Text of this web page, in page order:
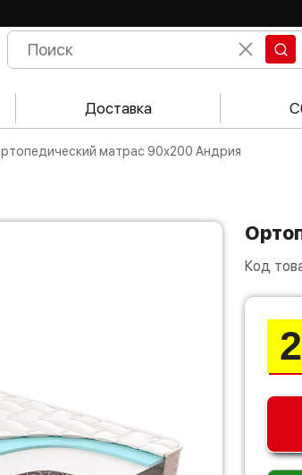
Доставка
Ортопедический матрас 90х200 Андрия
Код